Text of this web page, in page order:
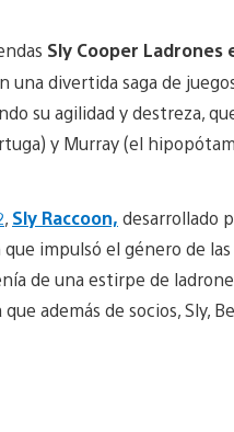
Sly Cooper Ladrones
divertida saga de
su agilidad y destreza,
y Murray (el
, Sly Raccoon, desarrollado
impulsó el género de
de una estirpe de
además de socios, Sly,